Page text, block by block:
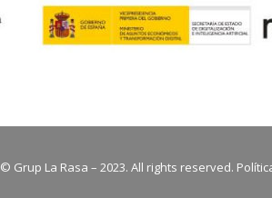
© Grup La Rasa – 2023. All rights reserved.